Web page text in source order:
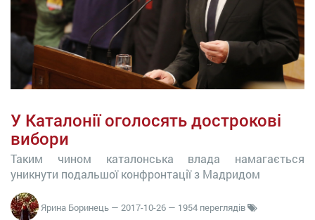
У Каталонії оголосять дострокові
вибори
Таким чином каталонська влада намагається
уникнути подальшої конфронтації з Мадридом
Ярина Боринець — 2017-10-26 — 1954 переглядів